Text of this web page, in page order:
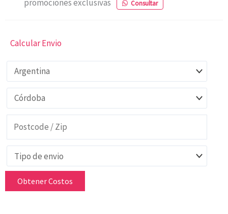
promociones exclusivas Consultar
Calcular Envio
Obtener Costos